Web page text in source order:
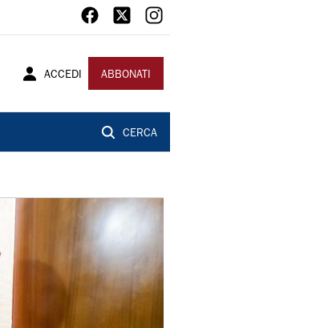
ACCEDI ABBONATI
CERCA